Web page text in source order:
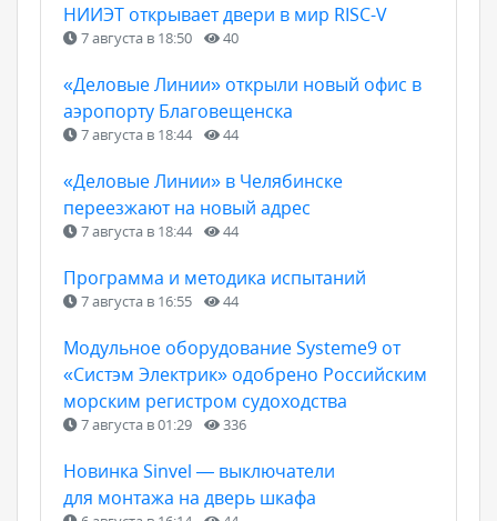
НИИЭТ открывает двери в мир RISC-V
7 августа в 18:50 40
«Деловые Линии» открыли новый офис в
аэропорту Благовещенска
7 августа в 18:44 44
«Деловые Линии» в Челябинске
переезжают на новый адрес
7 августа в 18:44 44
Программа и методика испытаний
7 августа в 16:55 44
Модульное оборудование Systeme9 от
«Систэм Электрик» одобрено Российским
морским регистром судоходства
7 августа в 01:29 336
Новинка Sinvel — выключатели
для монтажа на дверь шкафа